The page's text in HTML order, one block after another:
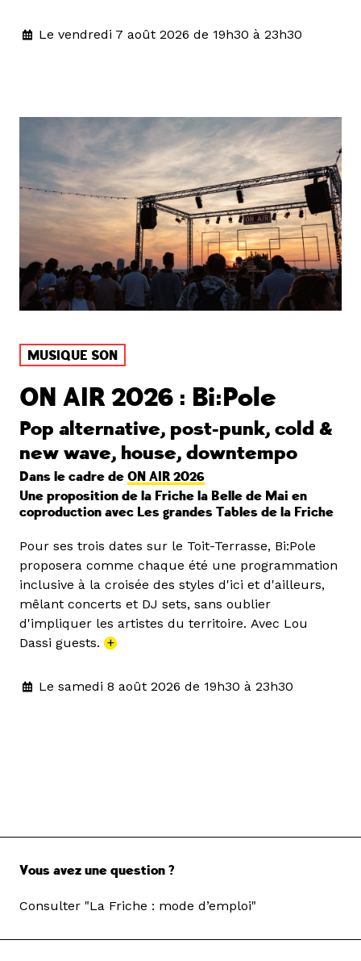
Le vendredi 7 août 2026 de 19h30 à 23h30
MUSIQUE SON
ON AIR 2026 : Bi:Pole
Pop alternative, post-punk, cold &
new wave, house, downtempo
Dans le cadre de ON AIR 2026
Une proposition de la Friche la Belle de Mai en
coproduction avec Les grandes Tables de la Friche
Pour ses trois dates sur le Toit-Terrasse, Bi:Pole
proposera comme chaque été une programmation
inclusive à la croisée des styles d'ici et d'ailleurs,
mêlant concerts et DJ sets, sans oublier
d'impliquer les artistes du territoire. Avec Lou
Dassi guests. +
Le samedi 8 août 2026 de 19h30 à 23h30
Vous avez une question ?
Consulter "La Friche : mode d’emploi"